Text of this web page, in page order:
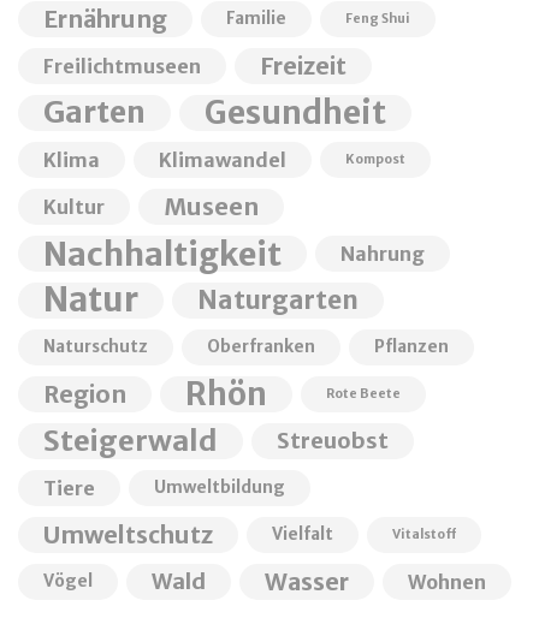
Ernährung Familie Feng Shui
Freilichtmuseen Freizeit
Garten Gesundheit
Klima Klimawandel Kompost
Kultur Museen
Nachhaltigkeit Nahrung
Natur Naturgarten
Naturschutz Oberfranken Pflanzen
Region Rhön Rote Beete
Steigerwald Streuobst
Tiere Umweltbildung
Umweltschutz Vielfalt Vitalstoff
Vögel Wald Wasser Wohnen